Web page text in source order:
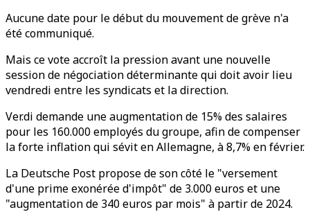
Aucune date pour le début du mouvement de grève n'a
été communiqué.
Mais ce vote accroît la pression avant une nouvelle
session de négociation déterminante qui doit avoir lieu
vendredi entre les syndicats et la direction.
Ver.di demande une augmentation de 15% des salaires
pour les 160.000 employés du groupe, afin de compenser
la forte inflation qui sévit en Allemagne, à 8,7% en février.
La Deutsche Post propose de son côté le "versement
d'une prime exonérée d'impôt" de 3.000 euros et une
"augmentation de 340 euros par mois" à partir de 2024.